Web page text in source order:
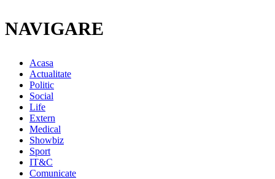
NAVIGARE
Acasa
Actualitate
Politic
Social
Life
Extern
Medical
Showbiz
Sport
IT&C
Comunicate